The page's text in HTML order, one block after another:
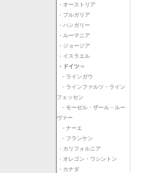
- オーストリア
- ブルガリア
- ハンガリー
- ルーマニア
- ジョージア
- イスラエル
- ドイツ->
- ラインガウ
- ラインファルツ・ライン
フェッセン
- モーゼル・ザール・ルー
ヴァー
- ナーエ
- フランケン
- カリフォルニア
- オレゴン・ワシントン
- カナダ